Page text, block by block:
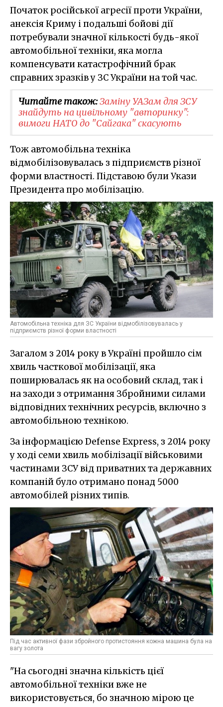
Початок російської агресії проти України,
анексія Криму і подальші бойові дії
потребували значної кількості будь-якої
автомобільної техніки, яка могла
компенсувати катастрофічний брак
справних зразків у ЗС України на той час.
Читайте також:Заміну УАЗам для ЗСУ
знайдуть на цивільному "авторинку":
вимоги НАТО до "Сайгака" скасують
Тож автомобільна техніка
відмобілізовувалась з підприємств різної
форми властності. Підставою були Укази
Президента про мобілізацію.
Автомобільна техніка для ЗС України відмобілізовувалась у
підприємств різної форми властності
Загалом з 2014 року в Україні пройшло сім
хвиль часткової мобілізації, яка
поширювалась як на особовий склад, так і
на заходи з отримання Збройними силами
відповідних технічних ресурсів, включно з
автомобільною технікою.
За інформацією Defense Express, з 2014 року
у ході семи хвиль мобілізації військовими
частинами ЗСУ від приватних та державних
компаній було отримано понад 5000
автомобілей різних типів.
Під час активної фази збройного протистояння кожна машина була на
вагу золота
"На сьогодні значна кількість цієї
автомобільної техніки вже не
використовується, бо значною мірою це